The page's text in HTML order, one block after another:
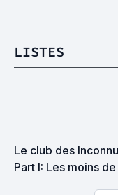
LISTES
Le club des
Part I: Les moins